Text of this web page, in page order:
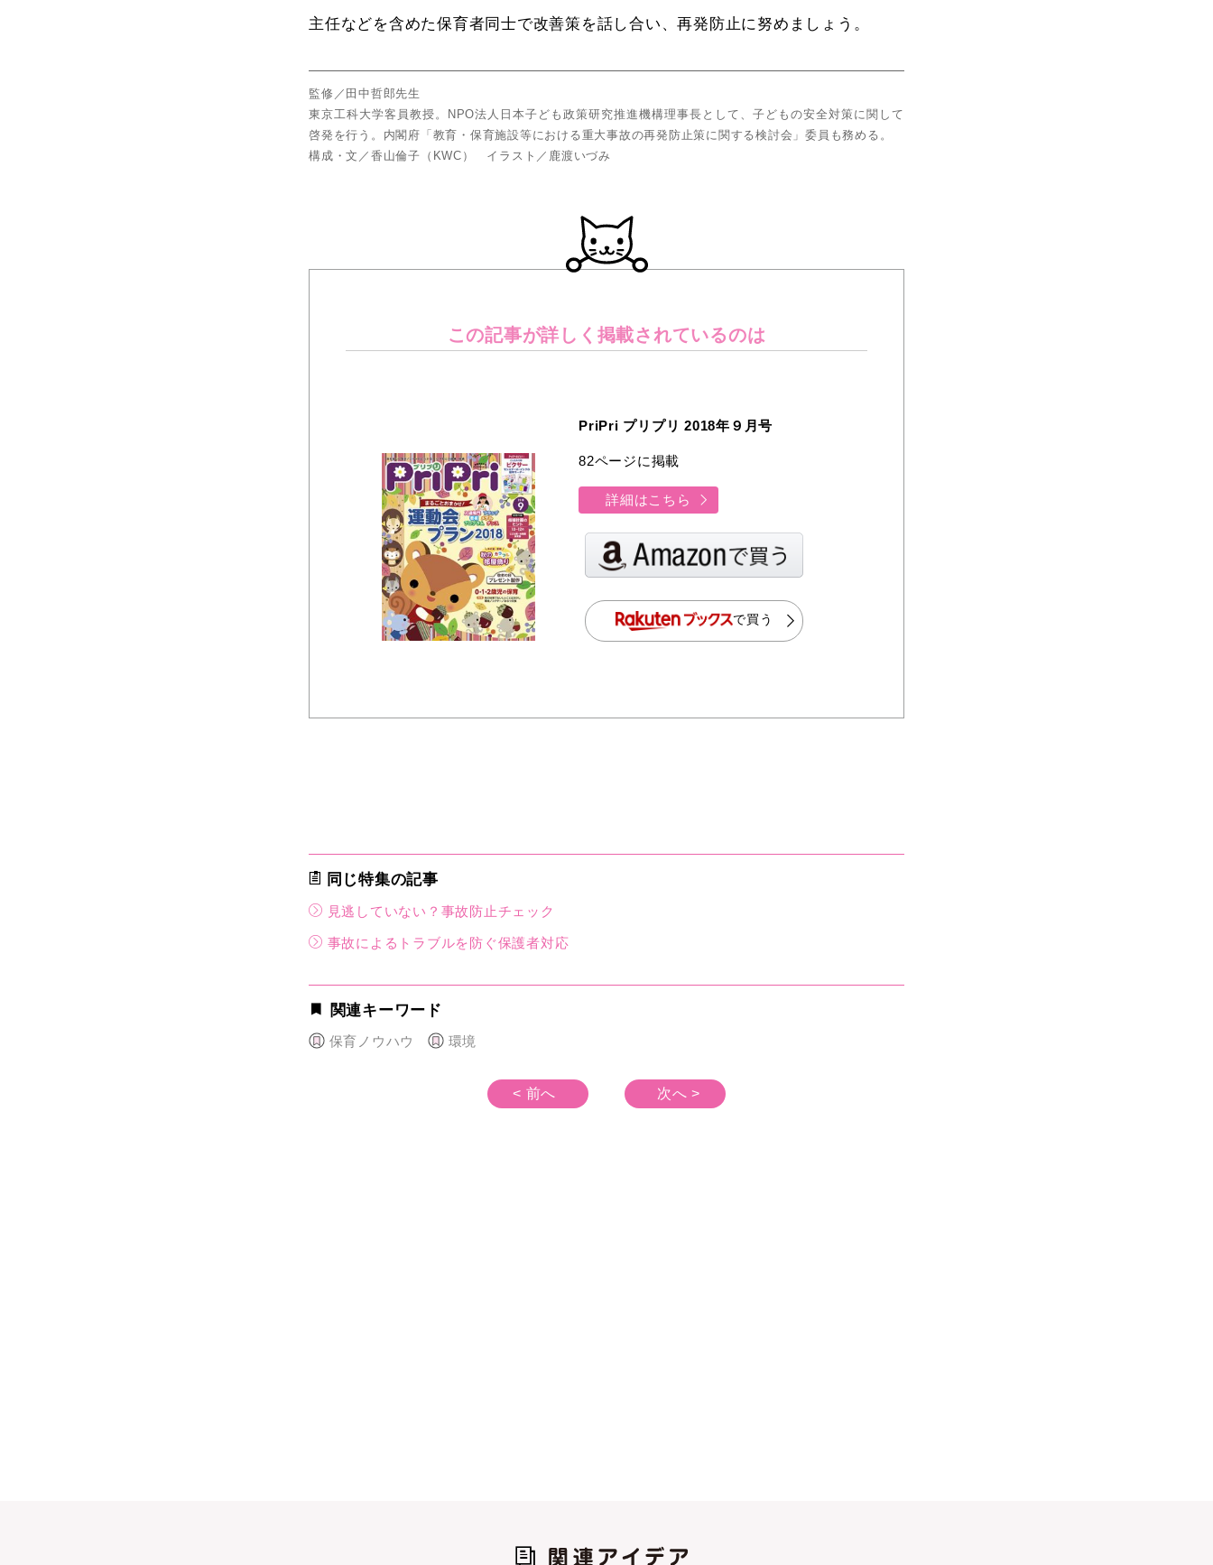
主任などを含めた保育者同士で改善策を話し合い、再発防止に努めましょう。
監修／田中哲郎先生
東京工科大学客員教授。NPO法人日本子ども政策研究推進機構理事長として、子どもの安全対策に関して
啓発を行う。内閣府「教育・保育施設等における重大事故の再発防止策に関する検討会」委員も務める。
構成・文／香山倫子（KWC） イラスト／鹿渡いづみ
この記事が詳しく 掲載されているのは
PriPri プリプリ 2018年９月号
82ページに掲載
詳細はこちら
で買う
同じ特集の記事
見逃していない？事故防止チェック
事故によるトラブルを防ぐ保護者対応
関連キーワード
保育ノウハウ 環境
< 前へ 次へ >